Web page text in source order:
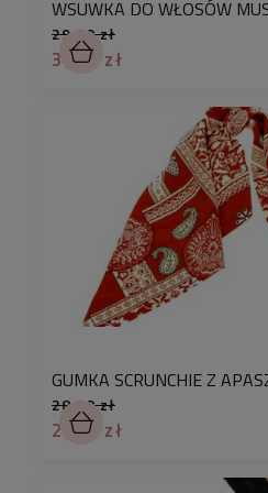
WSUWKA DO WŁOSÓW
29,90 zł
3,90 zł
28,90 zł
2,90 zł